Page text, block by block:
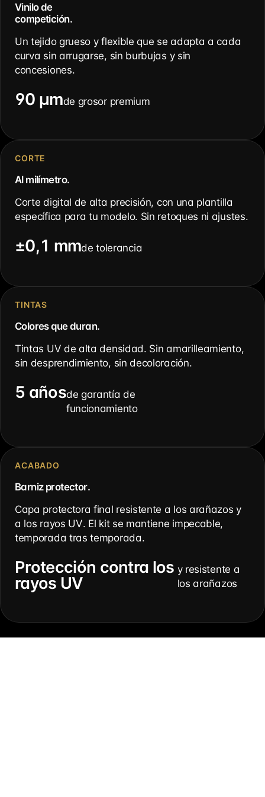
Vinilo de
competición.
Un tejido grueso y flexible que se adapta a cada
curva sin arrugarse, sin burbujas y sin
concesiones.
90 µmde grosor premium
CORTE
Al milímetro.
Corte digital de alta precisión, con una plantilla
específica para tu modelo. Sin retoques ni ajustes.
±0,1 mmde tolerancia
TINTAS
Colores que duran.
Tintas UV de alta densidad. Sin amarilleamiento,
sin desprendimiento, sin decoloración.
5 añosde garantía de
funcionamiento
ACABADO
Barniz protector.
Capa protectora final resistente a los arañazos y
a los rayos UV. El kit se mantiene impecable,
temporada tras temporada.
Protección contra los
rayos UV
y resistente a
los arañazos